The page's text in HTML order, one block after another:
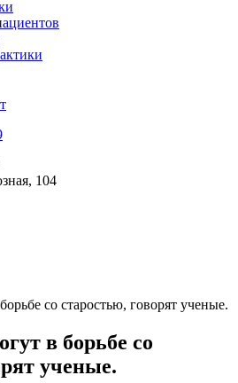
104
со старостью, говорят ученые.
в борьбе со
ученые.